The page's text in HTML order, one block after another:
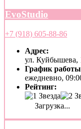
EvoStudio
+7 (918) 605-88-86
Адрес:
ул. Куйбышева,
График
ежедневно,
Рейтинг:
Загрузка...